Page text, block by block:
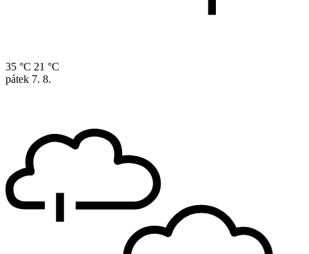
35 °C 21 °C
pátek 7. 8.